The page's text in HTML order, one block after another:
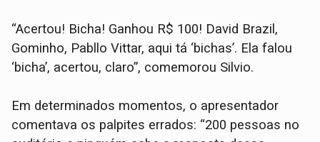
“Acertou! Bicha! Ganhou R$ 100! David Brazil,
Gominho, Pabllo Vittar, aqui tá ‘bichas’. Ela falou
‘bicha’, acertou, claro”, comemorou Silvio.
Em determinados momentos, o apresentador
comentava os palpites errados: “200 pessoas no